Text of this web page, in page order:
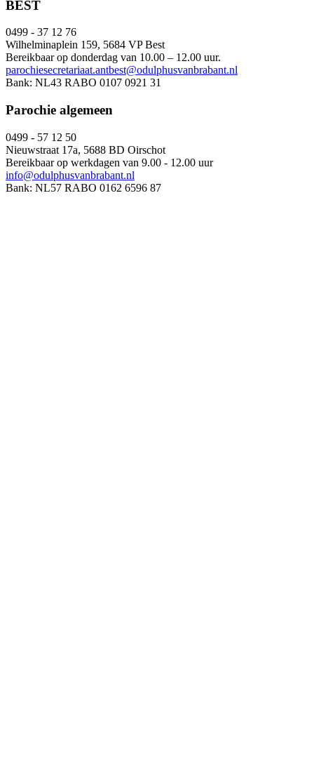
BEST
0499 - 37 12 76
Wilhelminaplein 159, 5684 VP Best
Bereikbaar op donderdag van 10.00 – 12.00 uur.
parochiesecretariaat.antbest@odulphusvanbrabant.nl
Bank: NL43 RABO 0107 0921 31
Parochie algemeen
0499 - 57 12 50
Nieuwstraat 17a, 5688 BD Oirschot
Bereikbaar op werkdagen van 9.00 - 12.00 uur
info@odulphusvanbrabant.nl
Bank: NL57 RABO 0162 6596 87